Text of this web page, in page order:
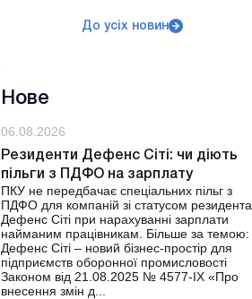
До усіх новин
Нове
06.08.2026
Резиденти Дефенс Сіті: чи діють
пільги з ПДФО на зарплату
ПКУ не передбачає спеціальних пільг з
ПДФО для компаній зі статусом резидента
Дефенс Сіті при нарахуванні зарплати
найманим працівникам. Більше за темою:
Дефенс Сіті – новий бізнес-простір для
підприємств оборонної промисловості
Законом від 21.08.2025 № 4577-ІХ «Про
внесення змін д...